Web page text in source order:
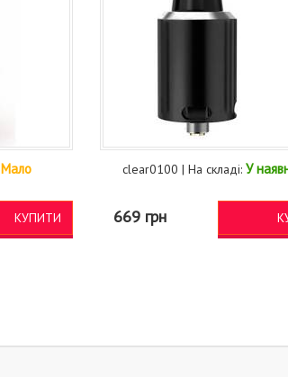
Мало
КУПИТИ
clear0100 | На складі: У
669 грн